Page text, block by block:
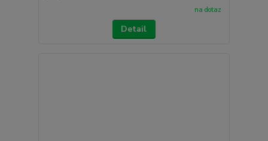
na dotaz
Detail